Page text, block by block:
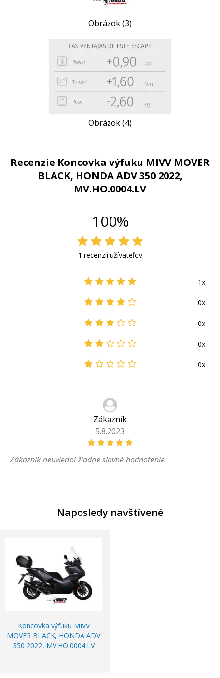
Obrázok (3)
Obrázok (4)
Recenzie Koncovka výfuku MIVV MOVER
BLACK, HONDA ADV 350 2022,
MV.HO.0004.LV
100%
1 recenzií užívateľov
1x
0x
0x
0x
0x
Zákazník
5.8.2023
Zákazník neuviedol žiadne slovné hodnotenie.
Naposledy navštívené
Koncovka výfuku MIVV
MOVER BLACK, HONDA ADV
350 2022, MV.HO.0004.LV